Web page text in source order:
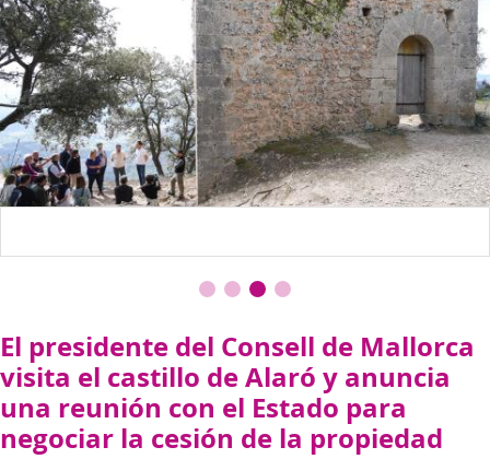
El presidente del Consell de Mallorca
visita el castillo de Alaró y anuncia
una reunión con el Estado para
negociar la cesión de la propiedad